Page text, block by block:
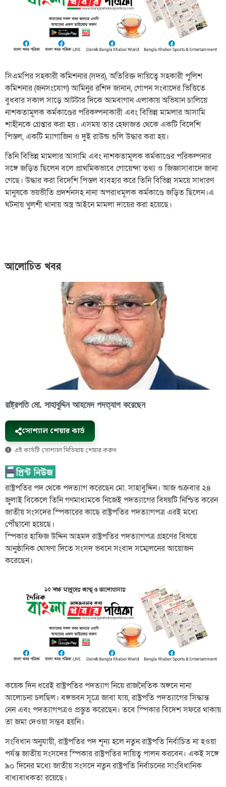
সিএমপির সহকারী কমিশনার (সদর), অতিরিক্ত দায়িত্বে সহকারী পুলিশ
কমিশনার (জনসংযোগ) আমিনুর রশিদ জানান, গোপন সংবাদের ভিত্তিতে
বুধবার সকাল সাড়ে আটটার দিকে আমবাগান এলাকায় অভিযান চালিয়ে
নাশকতামূলক কর্মকাণ্ডের পরিকল্পনাকারী এবং বিভিন্ন মামলার আসামি
শাহীনকে গ্রেপ্তার করা হয়। এসময় তার হেফাজত থেকে একটি বিদেশি
পিস্তল, একটি ম্যাগাজিন ও দুই রাউন্ড গুলি উদ্ধার করা হয়।
তিনি বিভিন্ন মামলার আসামি এবং নাশকতামূলক কর্মকাণ্ডের পরিকল্পনার
সঙ্গে জড়িত ছিলেন বলে প্রাথমিকভাবে গোয়েন্দা তথ্য ও জিজ্ঞাসাবাদে জানা
গেছে। উদ্ধার করা বিদেশি পিস্তল ব্যবহার করে তিনি বিভিন্ন সময়ে সাধারণ
মানুষকে ভয়ভীতি প্রদর্শনসহ নানা অপরাধমূলক কর্মকাণ্ডে জড়িত ছিলেন।এ
ঘটনায় খুলশী থানায় অস্ত্র আইনে মামলা দায়ের করা হয়েছে।
আলোচিত খবর
রাষ্ট্রপতি মো. সাহাবুদ্দিন আহমেদ পদত্যাগ করেছেন
সোশ্যাল শেয়ার কার্ড
এই কার্ডটি সোশ্যাল মিডিয়ায় শেয়ার করুন
রাষ্ট্রপতির পদ থেকে পদত্যাগ করেছেন মো. সাহাবুদ্দিন। আজ শুক্রবার ২৪
জুলাই বিকেলে তিনি গণমাধ্যমকে নিজেই পদত্যাগের বিষয়টি নিশ্চিত করেন
জাতীয় সংসদের স্পিকারের কাছে রাষ্ট্রপতির পদত্যাগপত্র এরই মধ্যে
পৌঁছানো হয়েছে।
স্পিকার হাফিজ উদ্দিন আহমদ রাষ্ট্রপতির পদত্যাগপত্র গ্রহণের বিষয়ে
আনুষ্ঠানিক ঘোষণা দিতে সংসদ ভবনে সংবাদ সম্মেলনের আয়োজন
করেছেন।
কয়েক দিন ধরেই রাষ্ট্রপতির পদত্যাগ নিয়ে রাজনৈতিক অঙ্গনে নানা
আলোচনা চলছিল। বঙ্গভবন সূত্রে জাবা যায়, রাষ্ট্রপতি পদত্যাগের সিদ্ধান্ত
নেন এবং পদত্যাগপত্রও প্রস্তুত করেছেন। তবে স্পিকার বিদেশ সফরে থাকায়
তা জমা দেওয়া সম্ভব হয়নি।
সংবিধান অনুযায়ী, রাষ্ট্রপতির পদ শূন্য হলে নতুন রাষ্ট্রপতি নির্বাচিত না হওয়া
পর্যন্ত জাতীয় সংসদের স্পিকার রাষ্ট্রপতির দায়িত্ব পালন করবেন। একই সঙ্গে
৯০ দিনের মধ্যে জাতীয় সংসদে নতুন রাষ্ট্রপতি নির্বাচনের সাংবিধানিক
বাধ্যবাধকতা রয়েছে।